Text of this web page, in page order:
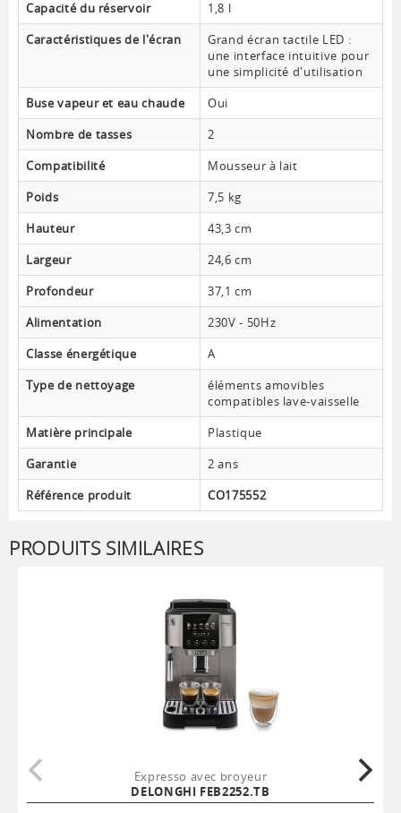
Capacité du réservoir
1,8 l
Caractéristiques de l'écran
Grand écran tactile LED :
une interface intuitive pour
une simplicité d'utilisation
Buse vapeur et eau chaude
Oui
Nombre de tasses
2
Compatibilité
Mousseur à lait
Poids
7,5 kg
Hauteur
43,3 cm
Largeur
24,6 cm
Profondeur
37,1 cm
Alimentation
230V - 50Hz
Classe énergétique
A
Type de nettoyage
éléments amovibles
compatibles lave-vaisselle
Matière principale
Plastique
Garantie
2 ans
Référence produit
CO175552
PRODUITS SIMILAIRES
Expresso avec broyeur
DELONGHI FEB2252.TB